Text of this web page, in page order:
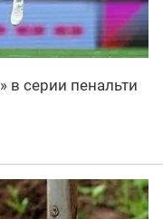
в серии пенальти